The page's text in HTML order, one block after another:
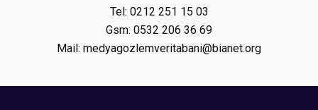
Tel: 0212 251 15 03
Gsm: 0532 206 36 69
Mail: medyagozlemveritabani@bianet.org